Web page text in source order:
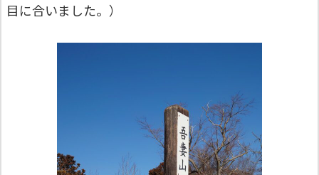
目に合いました。）